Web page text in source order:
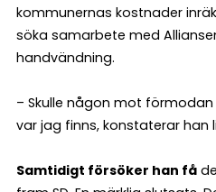
kommunernas kostnader
söka samarbete med
handvändning.
– Skulle någon mot
var jag finns, konstaterar han
Samtidigt försöker han få